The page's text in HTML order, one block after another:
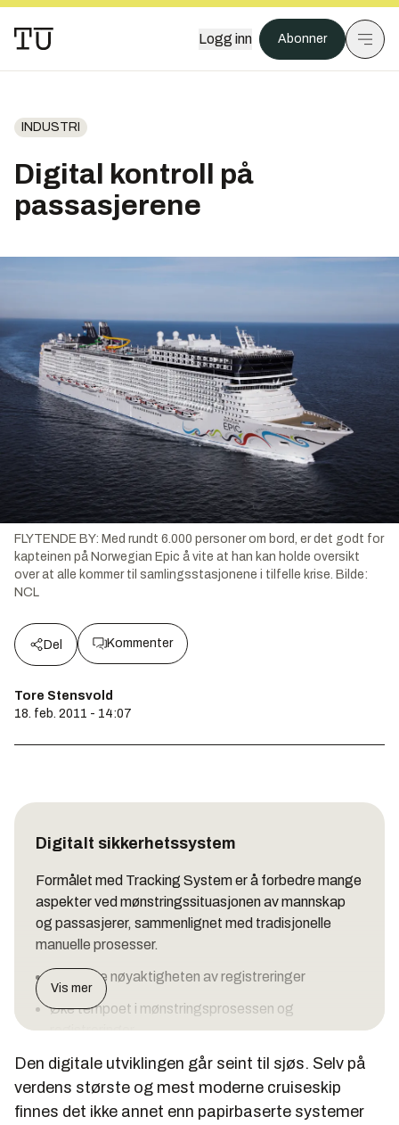
Logg inn Abonner
INDUSTRI
Digital kontroll på
passasjerene
FLYTENDE BY: Med rundt 6.000 personer om bord, er det godt for
kapteinen på Norwegian Epic å vite at han kan holde oversikt
over at alle kommer til samlingsstasjonene i tilfelle krise. Bilde:
NCL
Del Kommenter
Tore Stensvold
18. feb. 2011 - 14:07
Digitalt sikkerhetssystem
Formålet med Tracking System er å forbedre mange
aspekter ved mønstringssituasjonen av mannskap
og passasjerer, sammenlignet med tradisjonelle
manuelle prosesser.
Forbedre nøyaktigheten av registreringer
Øke tempoet i mønstringsprosessen og
registreringer
Forbedre statusrapportering
Systemet skal erstatte papirbaserte manuelle
prosedyrer.
Vis mer
Den digitale utviklingen går seint til sjøs. Selv på
verdens største og mest moderne cruiseskip
finnes det ikke annet enn papirbaserte systemer